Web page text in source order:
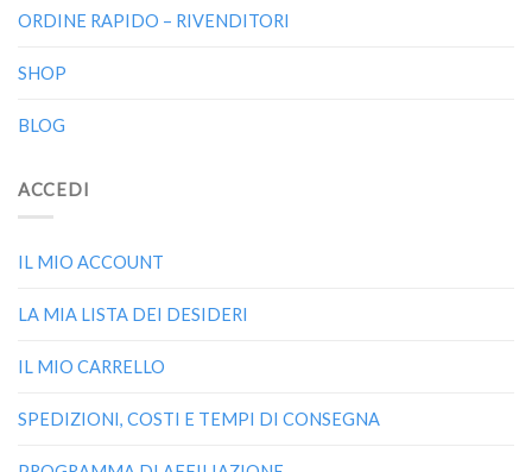
ORDINE RAPIDO – RIVENDITORI
SHOP
BLOG
ACCEDI
IL MIO ACCOUNT
LA MIA LISTA DEI DESIDERI
IL MIO CARRELLO
SPEDIZIONI, COSTI E TEMPI DI CONSEGNA